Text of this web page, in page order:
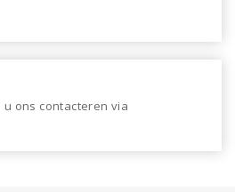
ons contacteren via